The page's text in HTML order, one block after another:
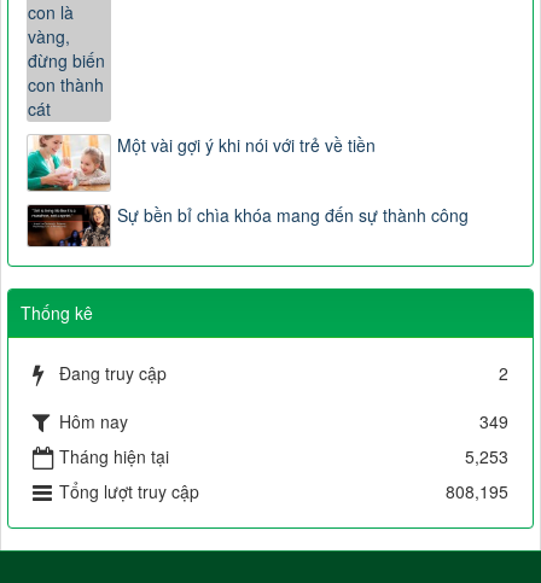
Một vài gợi ý khi nói với trẻ về tiền
Sự bền bỉ chìa khóa mang đến sự thành công
Thống kê
Đang truy cập
2
Hôm nay
349
Tháng hiện tại
5,253
Tổng lượt truy cập
808,195